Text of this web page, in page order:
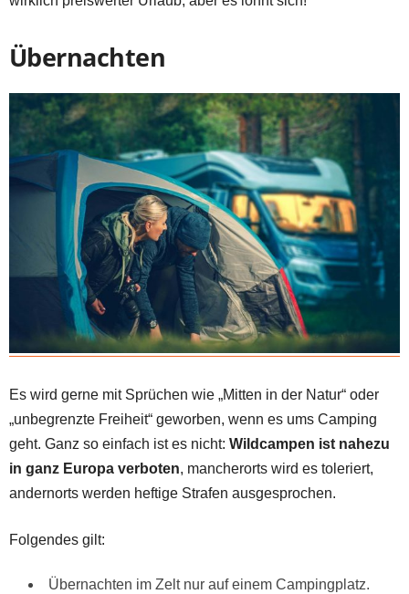
Übernachten
Es wird gerne mit Sprüchen wie „Mitten in der Natur“ oder
„unbegrenzte Freiheit“ geworben, wenn es ums Camping
geht. Ganz so einfach ist es nicht: Wildcampen ist nahezu
in ganz Europa verboten, mancherorts wird es toleriert,
andernorts werden heftige Strafen ausgesprochen.
Folgendes gilt:
Übernachten im Zelt nur auf einem Campingplatz.